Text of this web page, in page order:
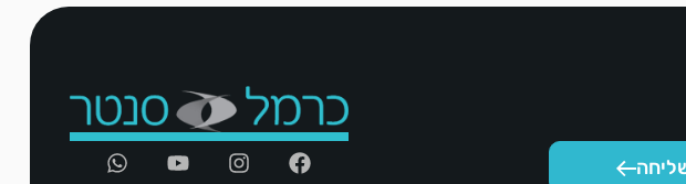
הקונים/מוכרים - אנו ממליצים על נתי
בחום!!!בתודה אסתי ומשה כהן